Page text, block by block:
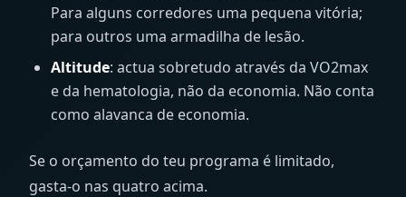
Para alguns corredores uma pequena vitória;
para outros uma armadilha de lesão.
Altitude: actua sobretudo através da VO2max
e da hematologia, não da economia. Não conta
como alavanca de economia.
Se o orçamento do teu programa é limitado,
gasta-o nas quatro acima.